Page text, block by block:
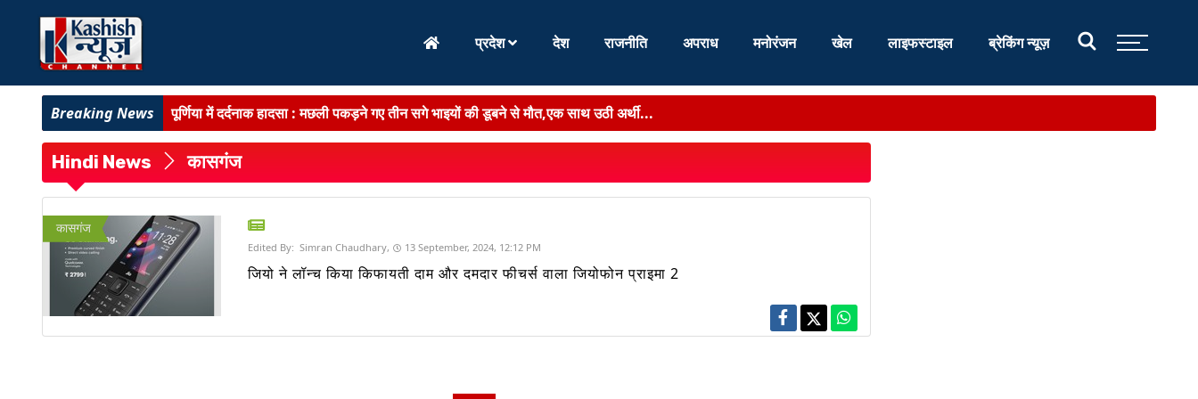
प्रदेश देश राजनीति अपराध मनोरंजन खेल लाइफस्टाइल ब्रेकिंग न्यूज़
पूर्णिया में दर्दनाक हादसा :मछली पकड़ने गए तीन सगे भाइयों की डूबने से मौत,एक साथ उठी अर्थी...
बिहार शिक्षा व्यवस्था में बड़े बदलाव :गुणवत्तापूर्ण शिक्षा,परीक्षा सुधार,AI तकनीक,विशेष शिविर और छात्र कल्याण पर ...
लालू यादव से मिले TMC सांसद शत्रुघ्न सिन्हा :मुलाकात की तस्वीरें सामने आने के बाद बिहार में सियासी चर्चाएं हुई तेज...
बिहार में चीनी उद्योग को बड़ी बढ़त :
पटना नगर निगम का बड़ा फैसला :555 करोड़ में निजी एजेंसी को जिम्मेदारी,75 वार्डों में लागू होगा नया सिस्टम...
Hindi News कासगंज
कासगंज
Edited By: Simran Chaudhary, 13 September, 2024, 12:12 PM
जियो ने लॉन्च किया किफायती दाम और दमदार फीचर्स वाला जियोफोन प्राइमा 2